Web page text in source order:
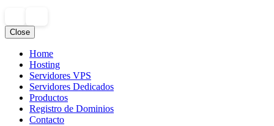
Close
Home
Hosting
Servidores VPS
Servidores Dedicados
Productos
Registro de Dominios
Contacto